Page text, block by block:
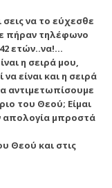
να το εύχεσθε
πήραν τηλέφωνο
ετών..να!…
η σειρά μου,
είναι και η σειρά
αντιμετωπίσουμε
του Θεού; Είμαι
απολογία μπροστά
Θεού και στις